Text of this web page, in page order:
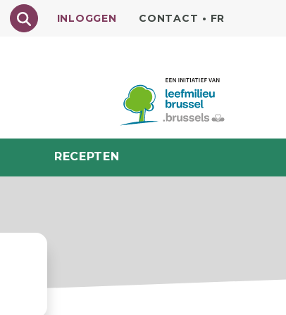
Texte à rechercher
INLOGGEN CONTACT • FR
RECEPTEN